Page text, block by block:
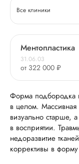
Все клиники
Ментопластика
31.06.03
от 322 000 ₽
Форма подбородка
в целом. Массивная
визуально старше,
в восприятии.
недоразвитие
коррективы в